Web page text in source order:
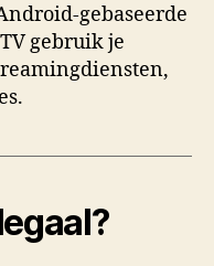
gebaseerde
gebruik je